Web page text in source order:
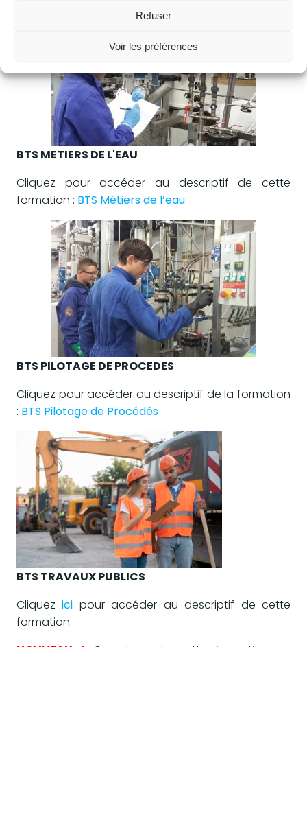
Refuser
Voir les préférences
BTS METIERS DE L'EAU
Cliquez pour accéder au descriptif de cette
formation : BTS Métiers de l’eau
BTS PILOTAGE DE PROCEDES
Cliquez pour accéder au descriptif de la formation
: BTS Pilotage de Procédés
BTS TRAVAUX PUBLICS
Cliquezici pour accéder au descriptif de cette
formation.
NOUVEAU ! Ouverture de cette formation en